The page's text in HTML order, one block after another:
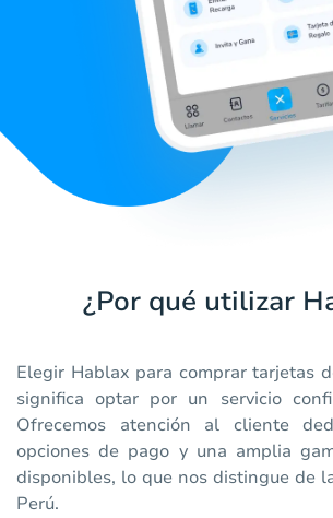
¿Por qué utilizar
Elegir Hablax para comprar tarjetas
significa optar por un servicio
Ofrecemos atención al cliente
opciones de pago y una amplia
disponibles, lo que nos distingue de
Perú.